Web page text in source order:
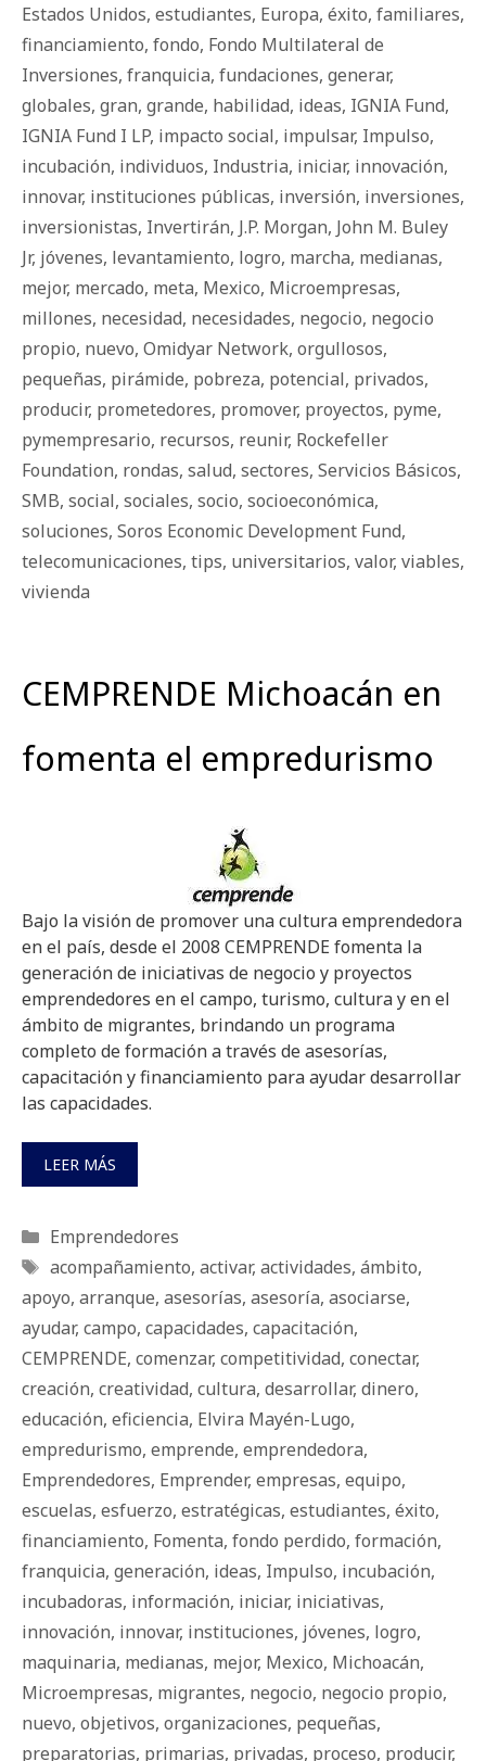
Estados Unidos, estudiantes, Europa, éxito, familiares,
financiamiento, fondo, Fondo Multilateral de
Inversiones, franquicia, fundaciones, generar,
globales, gran, grande, habilidad, ideas, IGNIA Fund,
IGNIA Fund I LP, impacto social, impulsar, Impulso,
incubación, individuos, Industria, iniciar, innovación,
innovar, instituciones públicas, inversión, inversiones,
inversionistas, Invertirán, J.P. Morgan, John M. Buley
Jr, jóvenes, levantamiento, logro, marcha, medianas,
mejor, mercado, meta, Mexico, Microempresas,
millones, necesidad, necesidades, negocio, negocio
propio, nuevo, Omidyar Network, orgullosos,
pequeñas, pirámide, pobreza, potencial, privados,
producir, prometedores, promover, proyectos, pyme,
pymempresario, recursos, reunir, Rockefeller
Foundation, rondas, salud, sectores, Servicios Básicos,
SMB, social, sociales, socio, socioeconómica,
soluciones, Soros Economic Development Fund,
telecomunicaciones, tips, universitarios, valor, viables,
vivienda
CEMPRENDE Michoacán en
fomenta el empredurismo
Bajo la visión de promover una cultura emprendedora
en el país, desde el 2008 CEMPRENDE fomenta la
generación de iniciativas de negocio y proyectos
emprendedores en el campo, turismo, cultura y en el
ámbito de migrantes, brindando un programa
completo de formación a través de asesorías,
capacitación y financiamiento para ayudar desarrollar
las capacidades.
LEER MÁS
Categorías
Emprendedores
Etiquetas
acompañamiento, activar, actividades, ámbito,
apoyo, arranque, asesorí­as, asesoría, asociarse,
ayudar, campo, capacidades, capacitación,
CEMPRENDE, comenzar, competitividad, conectar,
creación, creatividad, cultura, desarrollar, dinero,
educación, eficiencia, Elvira Mayén-Lugo,
empredurismo, emprende, emprendedora,
Emprendedores, Emprender, empresas, equipo,
escuelas, esfuerzo, estratégicas, estudiantes, éxito,
financiamiento, Fomenta, fondo perdido, formación,
franquicia, generación, ideas, Impulso, incubación,
incubadoras, información, iniciar, iniciativas,
innovación, innovar, instituciones, jóvenes, logro,
maquinaria, medianas, mejor, Mexico, Michoacán,
Microempresas, migrantes, negocio, negocio propio,
nuevo, objetivos, organizaciones, pequeñas,
preparatorias, primarias, privadas, proceso, producir,